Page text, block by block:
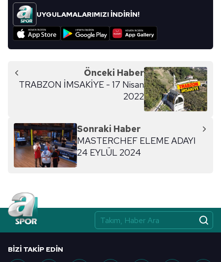
UYGULAMALARIMIZI İNDİRİN!
Önceki Haber
TRABZON İMSAKİYE - 17 Nisan
2022
Sonraki Haber
MASTERCHEF ELEME ADAYI
24 EYLÜL 2024
BIZI TAKIP EDIN